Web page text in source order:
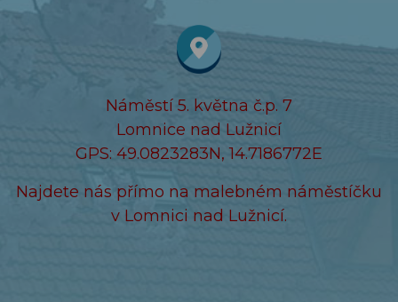
Náměstí 5. května č.p. 7
Lomnice nad Lužnicí
GPS: 49.0823283N, 14.7186772E
Najdete nás přímo na malebném náměstíčku
v Lomnici nad Lužnicí.